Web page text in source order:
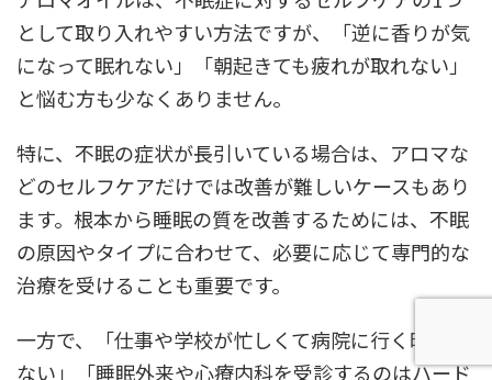
として取り入れやすい方法ですが、「逆に香りが気
になって眠れない」「朝起きても疲れが取れない」
と悩む方も少なくありません。
特に、不眠の症状が長引いている場合は、アロマな
どのセルフケアだけでは改善が難しいケースもあり
ます。根本から睡眠の質を改善するためには、不眠
の原因やタイプに合わせて、必要に応じて専門的な
治療を受けることも重要です。
一方で、「仕事や学校が忙しくて病院に行く時間が
ない」「睡眠外来や心療内科を受診するのはハード